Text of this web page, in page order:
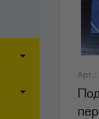
Арт.: